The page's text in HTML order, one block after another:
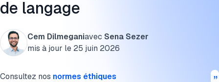
Services
de langage
Cem Dilmeganiavec Sena Sezer
mis à jour le 25 juin 2026
Consultez nos normes éthiques
Citer cette recherche